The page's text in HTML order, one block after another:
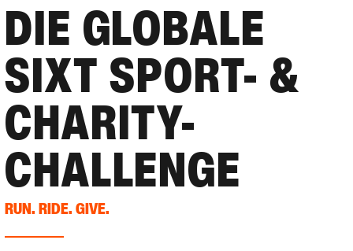
DIE GLOBALE
SIXT SPORT- &
CHARITY-
CHALLENGE
RUN. RIDE. GIVE.